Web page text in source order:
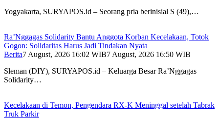
Yogyakarta, SURYAPOS.id – Seorang pria berinisial S (49),…
Ra’Nggagas Solidarity Bantu Anggota Korban Kecelakaan, Totok
Gogon: Solidaritas Harus Jadi Tindakan Nyata
Berita7 August, 2026 16:02 WIB7 August, 2026 16:50 WIB
Sleman (DIY), SURYAPOS.id – Keluarga Besar Ra’Nggagas
Solidarity…
Kecelakaan di Temon, Pengendara RX-K Meninggal setelah Tabrak
Truk Parkir